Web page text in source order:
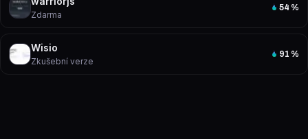
Zdarma
54 %
Wisio
Zkušební verze
91 %